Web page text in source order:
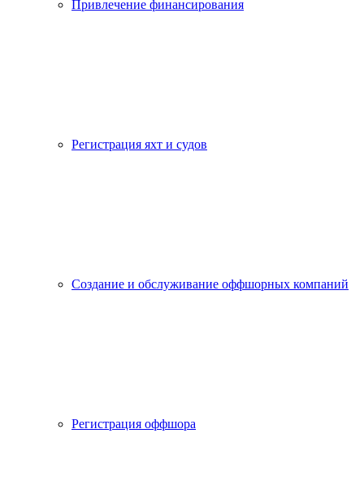
Привлечение финансирования
Регистрация яхт и судов
Создание и обслуживание оффшорных компаний
Регистрация оффшора